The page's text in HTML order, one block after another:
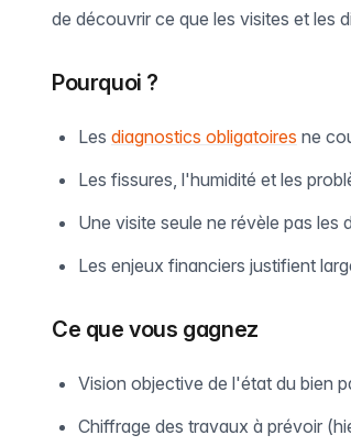
de découvrir ce que les visites et les
Pourquoi ?
Les diagnostics obligatoires ne
Les fissures, l'humidité et les
Une visite seule ne révèle pas
Les enjeux financiers justifient
Ce que vous gagnez
Vision objective de l'état du bien
Chiffrage des travaux à prévoir